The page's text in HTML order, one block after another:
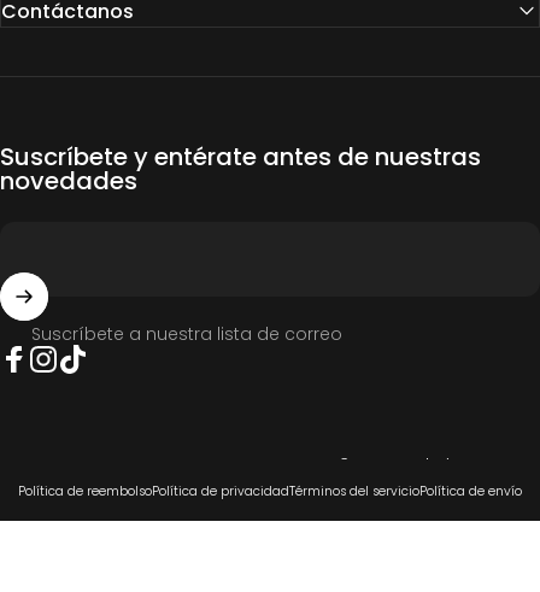
Contáctanos
Suscríbete y entérate antes de nuestras
novedades
Suscríbete a nuestra lista de correo
Política de reembolsoPolítica de privacidadTérminos del servicioPolítica de envío